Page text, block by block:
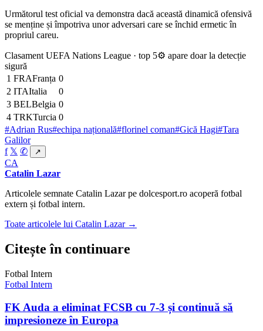
Următorul test oficial va demonstra dacă această dinamică ofensivă
se menține și împotriva unor adversari care se închid ermetic în
propriul careu.
Clasament UEFA Nations League · top 5⚙ apare doar la detecție
sigură
1 FRAFranța 0
2 ITAItalia
0
3 BELBelgia 0
4 TRKTurcia 0
#Adrian Rus#echipa națională#florinel coman#Gică Hagi#Tara
Galilor
f 𝕏 ✆ ↗
CA
Catalin Lazar
Articolele semnate Catalin Lazar pe dolcesport.ro acoperă fotbal
extern și fotbal intern.
Toate articolele lui Catalin Lazar →
Citește în continuare
Fotbal Intern
Fotbal Intern
FK Auda a eliminat FCSB cu 7-3 și continuă să
impresioneze în Europa